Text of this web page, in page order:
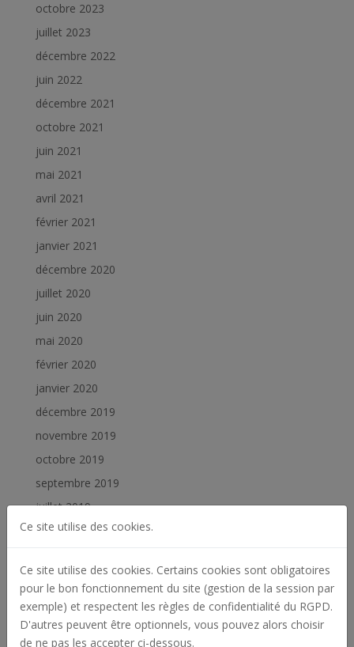
octobre 2023
juillet 2023
décembre 2022
juin 2022
décembre 2021
octobre 2021
juin 2021
mai 2021
avril 2021
février 2021
janvier 2021
décembre 2020
juillet 2020
juin 2020
mai 2020
février 2020
janvier 2020
décembre 2019
novembre 2019
octobre 2019
septembre 2019
juillet 2019
juin 2019
janvier 2019
Catégories
Actualités
Ce site utilise des cookies.
Ce site utilise des cookies. Certains cookies sont obligatoires
pour le bon fonctionnement du site (gestion de la session par
exemple) et respectent les règles de confidentialité du RGPD.
D'autres peuvent être optionnels, vous pouvez alors choisir
de ne pas les accepter ci-dessous.